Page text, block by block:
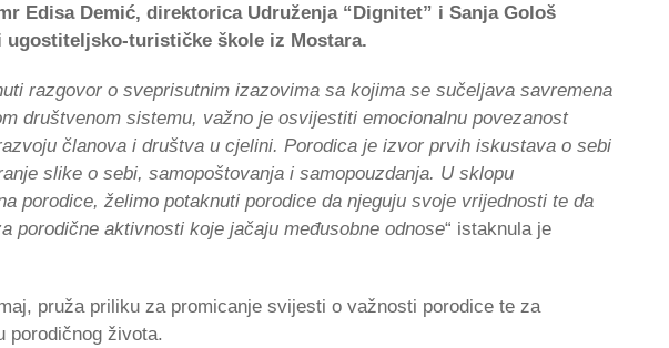
Edisa Demić, direktorica Udruženja “Dignitet” i Sanja Gološ
ugostiteljsko-turističke škole iz Mostara.
razgovor o sveprisutnim izazovima sa kojima se sučeljava savremena
društvenom sistemu, važno je osvijestiti emocionalnu povezanost
članova i društva u cjelini. Porodica je izvor prvih iskustava o sebi
slike o sebi, samopoštovanja i samopouzdanja. U sklopu
porodice, želimo potaknuti porodice da njeguju svoje vrijednosti te da
porodične aktivnosti koje jačaju međusobne odnose“ istaknula je
pruža priliku za promicanje svijesti o važnosti porodice te za
porodičnog života.